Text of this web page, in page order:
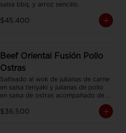
salsa bbq, y arroz sencillo.
$45.400
Beef Oriental Fusión Pollo
Ostras
Salteado al wok de julianas de carne
en salsa teriyaki y julianas de pollo
en salsa de ostras acompañado de
$36.500